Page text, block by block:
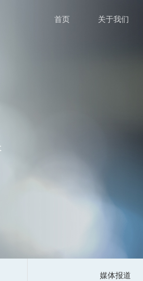
关于我们
首页
媒体报道